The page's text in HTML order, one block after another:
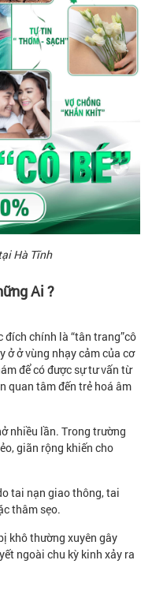
Hà Tĩnh
Ai ?
đích chính là “tân trang”cô
ở ở vùng nhạy cảm của cơ
để có được sự tư vấn từ
quan tâm đến trẻ hoá âm
nhiều lần. Trong trường
giãn rộng khiến cho
tai nạn giao thông, tai
thâm sẹo.
khô thường xuyên gây
ngoài chu kỳ kinh xảy ra